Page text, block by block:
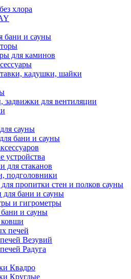
хлора
бани и сауны
для каминов
кадушки, шайки
задвижки для вентиляции
сауны
бани и сауны
устройства
для стаканов
подголовники
для пропитки стен и полков сауны
для бани и сауны
и гигрометры
и сауны
печей
Везувий
Радуга
Квадро
Круглые